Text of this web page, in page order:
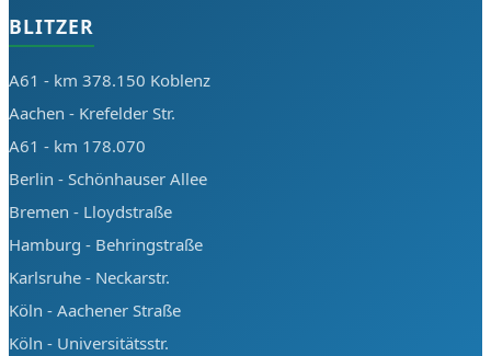
BLITZER
A61 - km 378.150 Koblenz
Aachen - Krefelder Str.
A61 - km 178.070
Berlin - Schönhauser Allee
Bremen - Lloydstraße
Hamburg - Behringstraße
Karlsruhe - Neckarstr.
Köln - Aachener Straße
Köln - Universitätsstr.